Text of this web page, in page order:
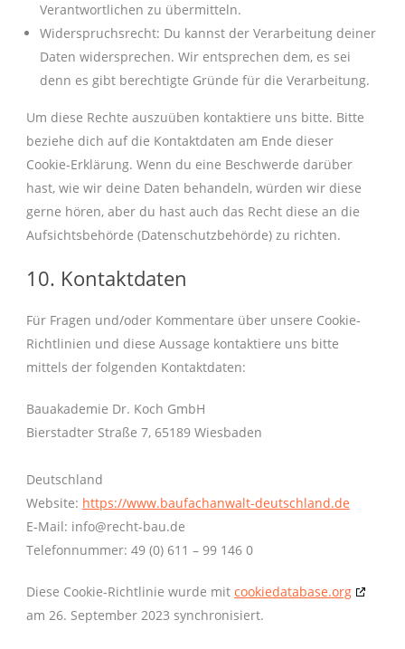
Verantwortlichen zu übermitteln.
Widerspruchsrecht: Du kannst der Verarbeitung deiner
Daten widersprechen. Wir entsprechen dem, es sei
denn es gibt berechtigte Gründe für die Verarbeitung.
Um diese Rechte auszuüben kontaktiere uns bitte. Bitte
beziehe dich auf die Kontaktdaten am Ende dieser
Cookie-Erklärung. Wenn du eine Beschwerde darüber
hast, wie wir deine Daten behandeln, würden wir diese
gerne hören, aber du hast auch das Recht diese an die
Aufsichtsbehörde (Datenschutzbehörde) zu richten.
10. Kontaktdaten
Für Fragen und/oder Kommentare über unsere Cookie-
Richtlinien und diese Aussage kontaktiere uns bitte
mittels der folgenden Kontaktdaten:
Bauakademie Dr. Koch GmbH
Bierstadter Straße 7, 65189 Wiesbaden
Deutschland
Website: https://www.baufachanwalt-deutschland.de
E-Mail: info@recht-bau.de
Telefonnummer: 49 (0) 611 – 99 146 0
Diese Cookie-Richtlinie wurde mit cookiedatabase.org
am 26. September 2023 synchronisiert.